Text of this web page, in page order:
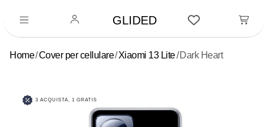
GLIDED
Home Cover per cellulare Xiaomi 13 Lite Dark Heart
3 ACQUISTA, 1 GRATIS